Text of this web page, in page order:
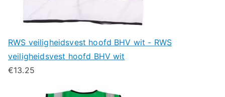
RWS veiligheidsvest hoofd BHV wit - RWS
veiligheidsvest hoofd BHV wit
€13.25